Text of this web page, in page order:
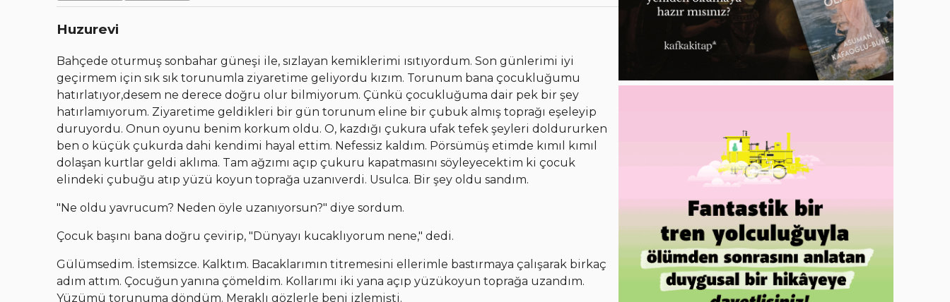
Huzurevi
Bahçede oturmuş sonbahar güneşi ile, sızlayan kemiklerimi ısıtıyordum. Son günlerimi iyi
geçirmem için sık sık torunumla ziyaretime geliyordu kızım. Torunum bana çocukluğumu
hatırlatıyor,desem ne derece doğru olur bilmiyorum. Çünkü çocukluğuma dair pek bir şey
hatırlamıyorum. Ziyaretime geldikleri bir gün torunum eline bir çubuk almış toprağı eşeleyip
duruyordu. Onun oyunu benim korkum oldu. O, kazdığı çukura ufak tefek şeyleri doldururken
ben o küçük çukurda dahi kendimi hayal ettim. Nefessiz kaldım. Pörsümüş etimde kımıl kımıl
dolaşan kurtlar geldi aklıma. Tam ağzımı açıp çukuru kapatmasını söyleyecektim ki çocuk
elindeki çubuğu atıp yüzü koyun toprağa uzanıverdi. Usulca. Bir şey oldu sandım.
"Ne oldu yavrucum? Neden öyle uzanıyorsun?" diye sordum.
Çocuk başını bana doğru çevirip, "Dünyayı kucaklıyorum nene," dedi.
Gülümsedim. İstemsizce. Kalktım. Bacaklarımın titremesini ellerimle bastırmaya çalışarak birkaç
adım attım. Çocuğun yanına çömeldim. Kollarımı iki yana açıp yüzükoyun toprağa uzandım.
Yüzümü torunuma döndüm. Meraklı gözlerle beni izlemişti.